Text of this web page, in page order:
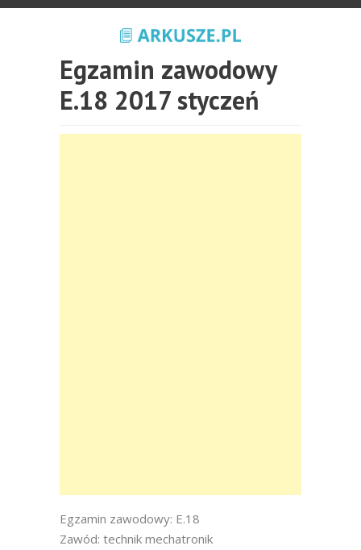
Egzamin zawodowy
E.18 2017 styczeń
Egzamin zawodowy: E.18
Zawód: technik mechatronik